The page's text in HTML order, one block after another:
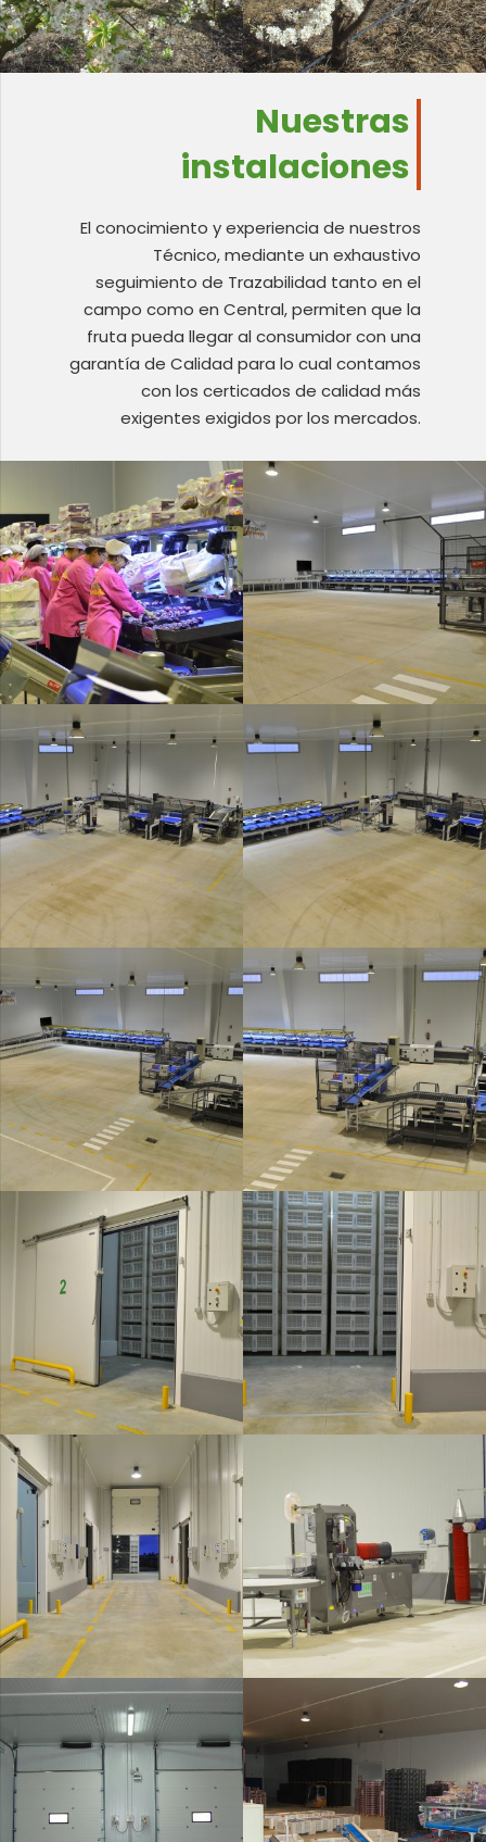
Nuestras
instalaciones
El conocimiento y experiencia de nuestros
Técnico, mediante un exhaustivo
seguimiento de Trazabilidad tanto en el
campo como en Central, permiten que la
fruta pueda llegar al consumidor con una
garantía de Calidad para lo cual contamos
con los certicados de calidad más
exigentes exigidos por los mercados.